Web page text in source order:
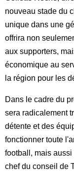
nouveau stade du
unique dans une
offrira non
aux supporters,
économique au
la région pour les
Dans le cadre du
sera radicalement
détente et des
fonctionner toute
football, mais
chef du conseil de